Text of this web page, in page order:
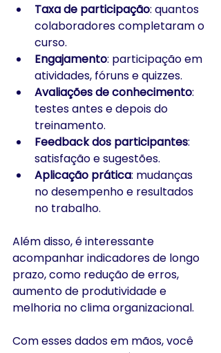
Taxa de participação: quantos
colaboradores completaram o
curso.
Engajamento: participação em
atividades, fóruns e quizzes.
Avaliações de conhecimento:
testes antes e depois do
treinamento.
Feedback dos participantes:
satisfação e sugestões.
Aplicação prática: mudanças
no desempenho e resultados
no trabalho.
Além disso, é interessante
acompanhar indicadores de longo
prazo, como redução de erros,
aumento de produtividade e
melhoria no clima organizacional.
Com esses dados em mãos, você